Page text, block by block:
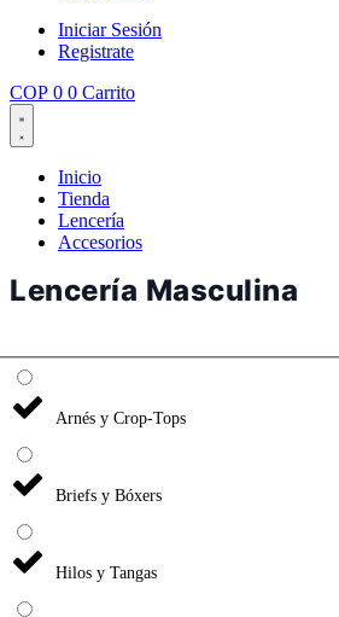
Iniciar Sesión
Registrate
COP 0 0 Carrito
Inicio
Tienda
Lencería
Accesorios
Lencería Masculina
Arnés y Crop-Tops
Briefs y Bóxers
Hilos y Tangas